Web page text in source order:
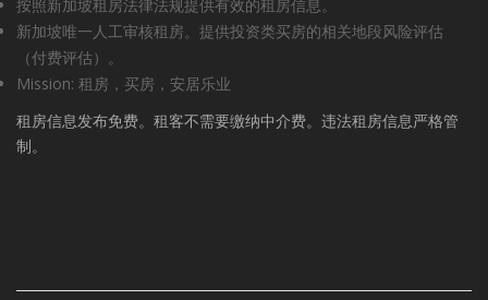
按照新加坡租房法律法规提供有效的租房信息。
新加坡唯一人工审核租房。提供投资类买房的相关地段风险评估
（付费评估）。
Mission: 租房，买房，安居乐业
租房信息发布免费。租客不需要缴纳中介费。违法租房信息严格管
制。